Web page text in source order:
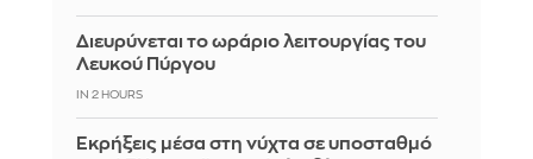
Διευρύνεται το ωράριο λειτουργίας του
Λευκού Πύργου
IN 2 HOURS
Eκρήξεις μέσα στη νύχτα σε υποσταθμό